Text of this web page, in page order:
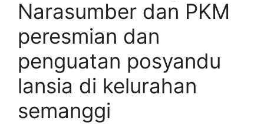
Narasumber dan PKM
peresmian dan
penguatan posyandu
lansia di kelurahan
semanggi